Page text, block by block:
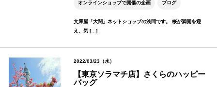
オンラインショップで開催の企画 ブログ
文庫屋「大関」ネットショップの浅間です。 桜が満開を迎
え、気 […]
2022/03/23（水）
【東京ソラマチ店】さくらのハッピー
バッグ